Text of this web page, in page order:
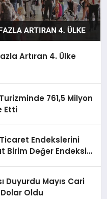
Artıran 4. Ülke
761,5 Milyon
Etti
Ticaret Endekslerini
Birim Değer Endeksi
Duyurdu Mayıs Cari
Dolar Oldu